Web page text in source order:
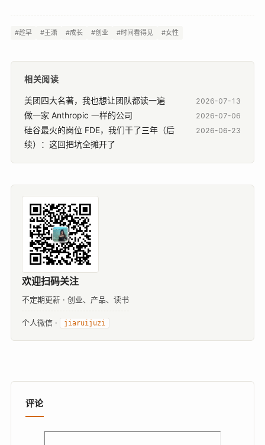
#趁早 #王潇 #成长 #创业 #时间看得见 #女性
相关阅读
美团四大名著，我也想让团队都读一遍 2026-07-13
做一家 Anthropic 一样的公司 2026-07-06
硅谷最火的岗位 FDE，我们干了三年（后
续）：这回把坑全摊开了
2026-06-23
欢迎扫码关注
不定期更新 · 创业、产品、读书
个人微信 · jiaruijuzi
评论